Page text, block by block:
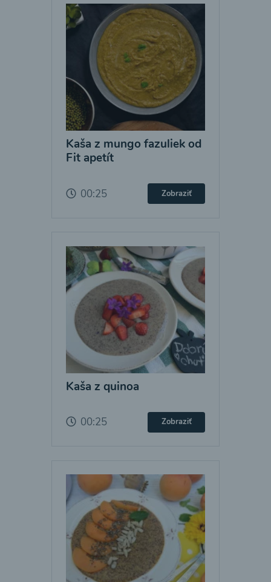
Kaša z mungo fazuliek od
Fit apetít
00:25 Zobraziť
Kaša z quinoa
00:25 Zobraziť